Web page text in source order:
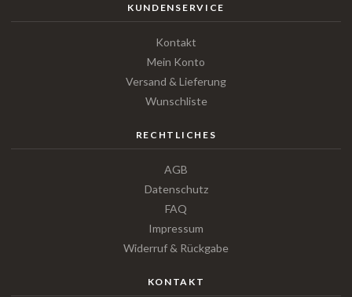
KUNDENSERVICE
Kontakt
Mein Konto
Versand & Lieferung
Wunschliste
RECHTLICHES
AGB
Datenschutz
FAQ
Impressum
Widerruf & Rückgabe
KONTAKT